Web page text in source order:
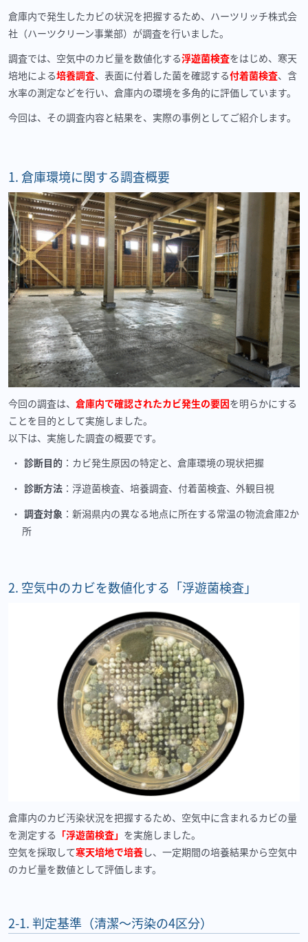
倉庫内で発生したカビの状況を把握するため、ハーツリッチ株式会
社（ハーツクリーン事業部）が調査を行いました。
調査では、空気中のカビ量を数値化する浮遊菌検査をはじめ、寒天
培地による培養調査、表面に付着した菌を確認する付着菌検査、含
水率の測定などを行い、倉庫内の環境を多角的に評価しています。
今回は、その調査内容と結果を、実際の事例としてご紹介します。
1. 倉庫環境に関する調査概要
今回の調査は、 倉庫内で確認されたカビ発生の要因を明らかにする
ことを目的として実施しました。
以下は、実施した調査の概要です。
診断目的 ：カビ発生原因の特定と、倉庫環境の現状把握
診断方法 ：浮遊菌検査、培養調査、付着菌検査、外観目視
調査対象 ：新潟県内の異なる地点に所在する常温の物流倉庫2か
所
2. 空気中のカビを数値化する「浮遊菌検査」
倉庫内のカビ汚染状況を把握するため、空気中に含まれるカビの量
を測定する 「浮遊菌検査」 を実施しました。
空気を採取して寒天培地で培養し、一定期間の培養結果から空気中
のカビ量を数値として評価します。
2-1.判定基準（清潔〜汚染の4区分）